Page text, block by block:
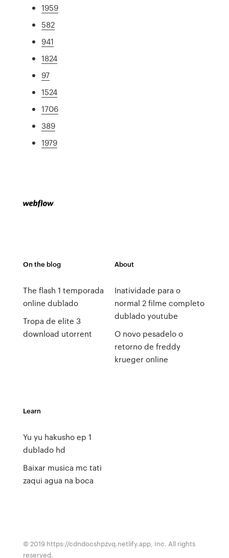
1959
582
941
1824
97
1524
1706
389
1979
On the blog
The flash 1 temporada
online dublado
Tropa de elite 3
download utorrent
About
Inatividade para o
normal 2 filme completo
dublado youtube
O novo pesadelo o
retorno de freddy
krueger online
Learn
Yu yu hakusho ep 1
dublado hd
Baixar musica mc tati
zaqui agua na boca
© 2019 https://cdndocshpzvq.netlify.app, Inc. All rights
reserved.